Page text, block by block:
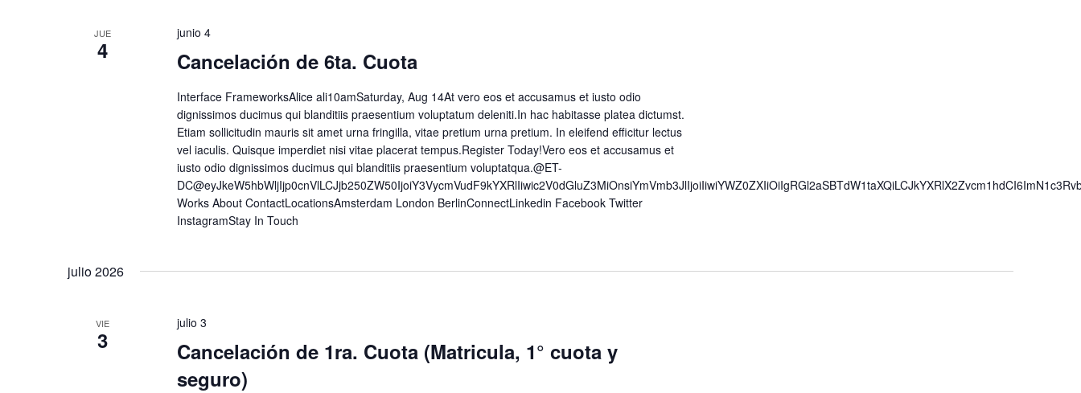
JUE
4 Cancelación de 6ta. Cuota
junio 4
Interface FrameworksAlice ali10amSaturday, Aug 14At vero eos et accusamus et iusto odio
dignissimos ducimus qui blanditiis praesentium voluptatum deleniti.In hac habitasse platea dictumst.
Etiam sollicitudin mauris sit amet urna fringilla, vitae pretium urna pretium. In eleifend efficitur lectus
vel iaculis. Quisque imperdiet nisi vitae placerat tempus.Register Today!Vero eos et accusamus et
iusto odio dignissimos ducimus qui blanditiis praesentium voluptatqua.@ET-
Works About ContactLocationsAmsterdam London BerlinConnectLinkedin Facebook Twitter
InstagramStay In Touch
julio 2026
VIE
3
Cancelación de 1ra. Cuota (Matricula, 1° cuota y
seguro)
julio 3